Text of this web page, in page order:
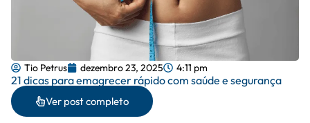
Tio Petrus dezembro 23, 2025 4:11 pm
21 dicas para emagrecer rápido com saúde e segurança
Ver post completo